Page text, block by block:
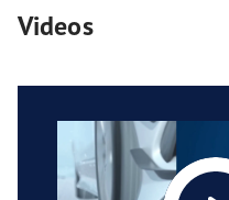
Videos